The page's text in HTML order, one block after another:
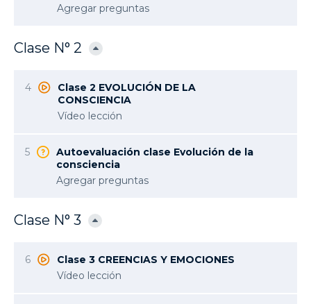
Agregar preguntas
Clase N° 2
4
Clase 2 EVOLUCIÓN DE LA
CONSCIENCIA
Vídeo lección
5
Autoevaluación clase Evolución de la
consciencia
Agregar preguntas
Clase N° 3
6
Clase 3 CREENCIAS Y EMOCIONES
Vídeo lección